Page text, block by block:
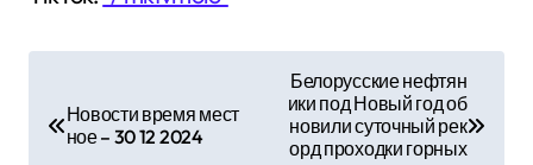
Новости время мест
ное – 30 12 2024
Белорусские нефтян
ики под Новый год об
новили суточный рек
орд проходки горных